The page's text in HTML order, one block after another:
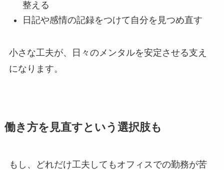
整える
日記や感情の記録をつけて自分を見つめ直す
小さな工夫が、日々のメンタルを安定させる支え
になります。
働き方を見直すという選択肢も
もし、どれだけ工夫してもオフィスでの勤務が苦